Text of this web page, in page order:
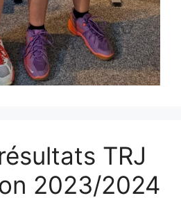
TRJ
2023/2024